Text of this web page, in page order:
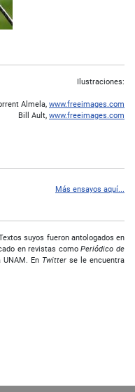
Ilustraciones:
Almela, www.freeimages.com
Bill Ault, www.freeimages.com
Más ensayos aquí...
suyos fueron antologados en
en revistas comoPeriódico de
En Twitter se le encuentra